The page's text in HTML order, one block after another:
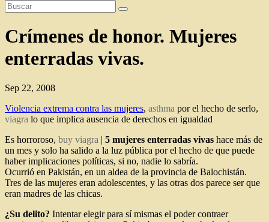
Crímenes de honor. Mujeres
enterradas vivas.
Sep 22, 2008
Violencia extrema contra las mujeres, asthma por el hecho de serlo,
viagra lo que implica ausencia de derechos en igualdad
Es horroroso, buy viagra | 5 mujeres enterradas vivas hace más de
un mes y solo ha salido a la luz pública por el hecho de que puede
haber implicaciones políticas, si no, nadie lo sabría.
Ocurrió en Pakistán, en un aldea de la provincia de Balochistán.
Tres de las mujeres eran adolescentes, y las otras dos parece ser que
eran madres de las chicas.
¿Su delito? Intentar elegir para sí mismas el poder contraer